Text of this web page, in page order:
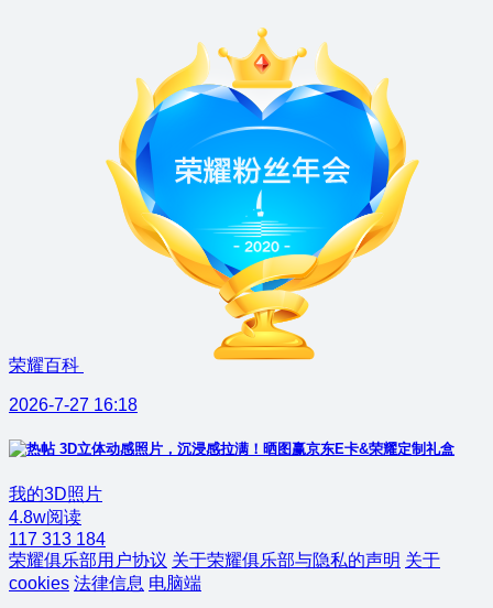
荣耀百科
2026-7-27 16:18
3D立体动感照片，沉浸感拉满！晒图赢京东E卡&荣耀定制礼盒
我的3D照片
4.8w阅读
117 313 184
荣耀俱乐部用户协议 关于荣耀俱乐部与隐私的声明 关于
cookies 法律信息 电脑端